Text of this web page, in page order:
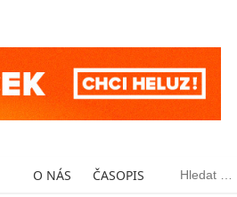
O NÁS ČASOPIS Vyhledávání